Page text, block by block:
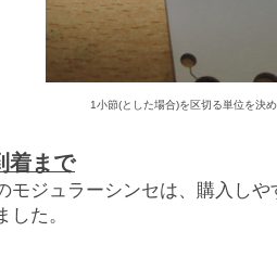
1小節(とした場合)を区切る単位を決
着まで
モジュラーシンセは、購入し
した。